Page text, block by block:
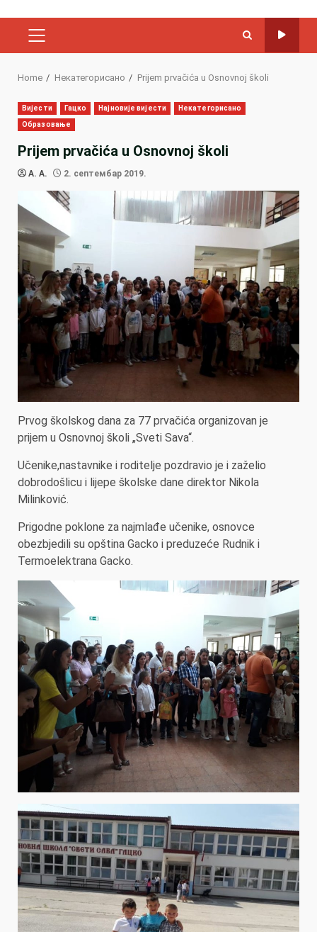
PRIMARY
Home Некатегорисано Prijem prvačića u Osnovnoj školi
Вијести Гацко Најновије вијести Некатегорисано
Образовање
Prijem prvačića u Osnovnoj školi
A. A. 2. септембар 2019.
Prvog školskog dana za 77 prvačića organizovan je
prijem u Osnovnoj školi „Sveti Sava“.
Učenike,nastavnike i roditelje pozdravio je i zaželio
dobrodošlicu i lijepe školske dane direktor Nikola
Milinković.
Prigodne poklone za najmlađe učenike, osnovce
obezbjedili su opština Gacko i preduzeće Rudnik i
Termoelektrana Gacko.